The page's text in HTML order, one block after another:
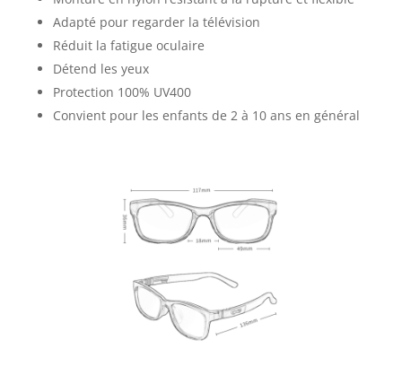
Adapté pour regarder la télévision
Réduit la fatigue oculaire
Détend les yeux
Protection 100% UV400
Convient pour les enfants de 2 à 10 ans en général